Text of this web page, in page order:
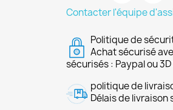
Contacter l'équipe
Politique de
Achat sécurisé
sécurisés : Paypal ou
politique de
Délais de livraison